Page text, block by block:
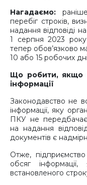
Нагадаємо:
перебіг строків,
надання відповіді
1 серпня 2023 року
тепер обов’язково
10 або 15 робочих
Що робити, якщо
інформації
Законодавство не
інформації, яку
ПКУ не
на надання
документів є
Отже,
обсяг
встановленого